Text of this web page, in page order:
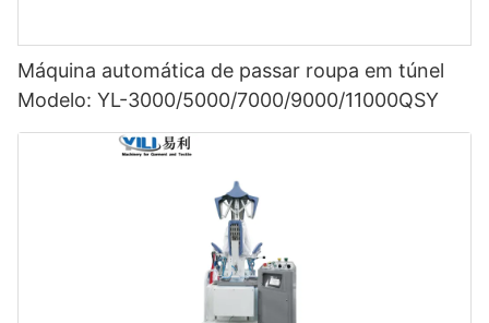
Máquina automática de passar roupa em túnel
Modelo: YL-3000/5000/7000/9000/11000QSY